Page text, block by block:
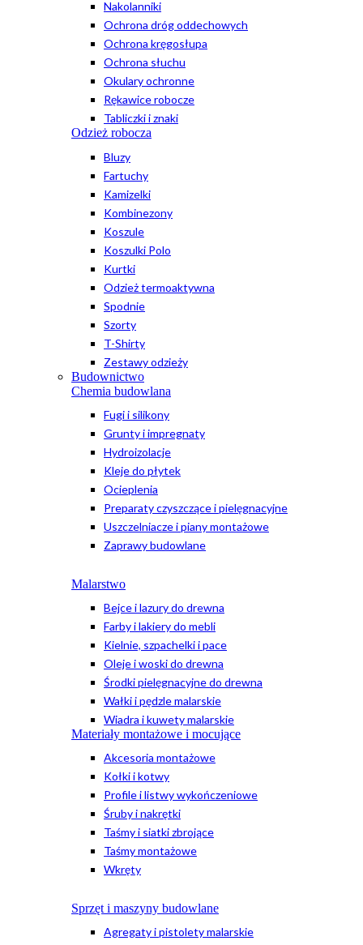
Nakolanniki
Ochrona dróg oddechowych
Ochrona kręgosłupa
Ochrona słuchu
Okulary ochronne
Rękawice robocze
Tabliczki i znaki
Odzież robocza
Bluzy
Fartuchy
Kamizelki
Kombinezony
Koszule
Koszulki Polo
Kurtki
Odzież termoaktywna
Spodnie
Szorty
T-Shirty
Zestawy odzieży
Budownictwo
Chemia budowlana
Fugi i silikony
Grunty i impregnaty
Hydroizolacje
Kleje do płytek
Ocieplenia
Preparaty czyszczące i pielęgnacyjne
Uszczelniacze i piany montażowe
Zaprawy budowlane
Malarstwo
Bejce i lazury do drewna
Farby i lakiery do mebli
Kielnie, szpachelki i pace
Oleje i woski do drewna
Środki pielęgnacyjne do drewna
Wałki i pędzle malarskie
Wiadra i kuwety malarskie
Materiały montażowe i mocujące
Akcesoria montażowe
Kołki i kotwy
Profile i listwy wykończeniowe
Śruby i nakrętki
Taśmy i siatki zbrojące
Taśmy montażowe
Wkręty
Sprzęt i maszyny budowlane
Agregaty i pistolety malarskie